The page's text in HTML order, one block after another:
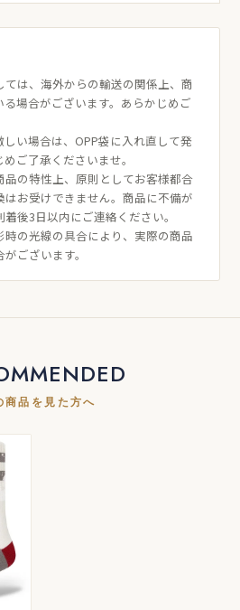
は、海外からの輸送の関係上、商
場合がございます。あらかじめご
い場合は、OPP袋に入れ直して発
ご了承くださいませ。
品の特性上、原則としてお客様都合
はお受けできません。商品に不備が
後3日以内にご連絡ください。
時の光線の具合により、実際の商品
ございます。
商品を見た方へ